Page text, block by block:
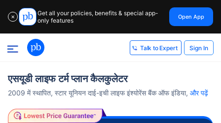
✕
Get all your policies, benefits & special app-
only features
Open App
Talk to Expert Sign In
एसयूडी लाइफ टर्म प्लान कैलकुलेटर
2009 में स्थापित, स्टार यूनियन दाई-इची लाइफ इंश्योरेंस बैंक ऑफ इंडिया, और पढ़ें